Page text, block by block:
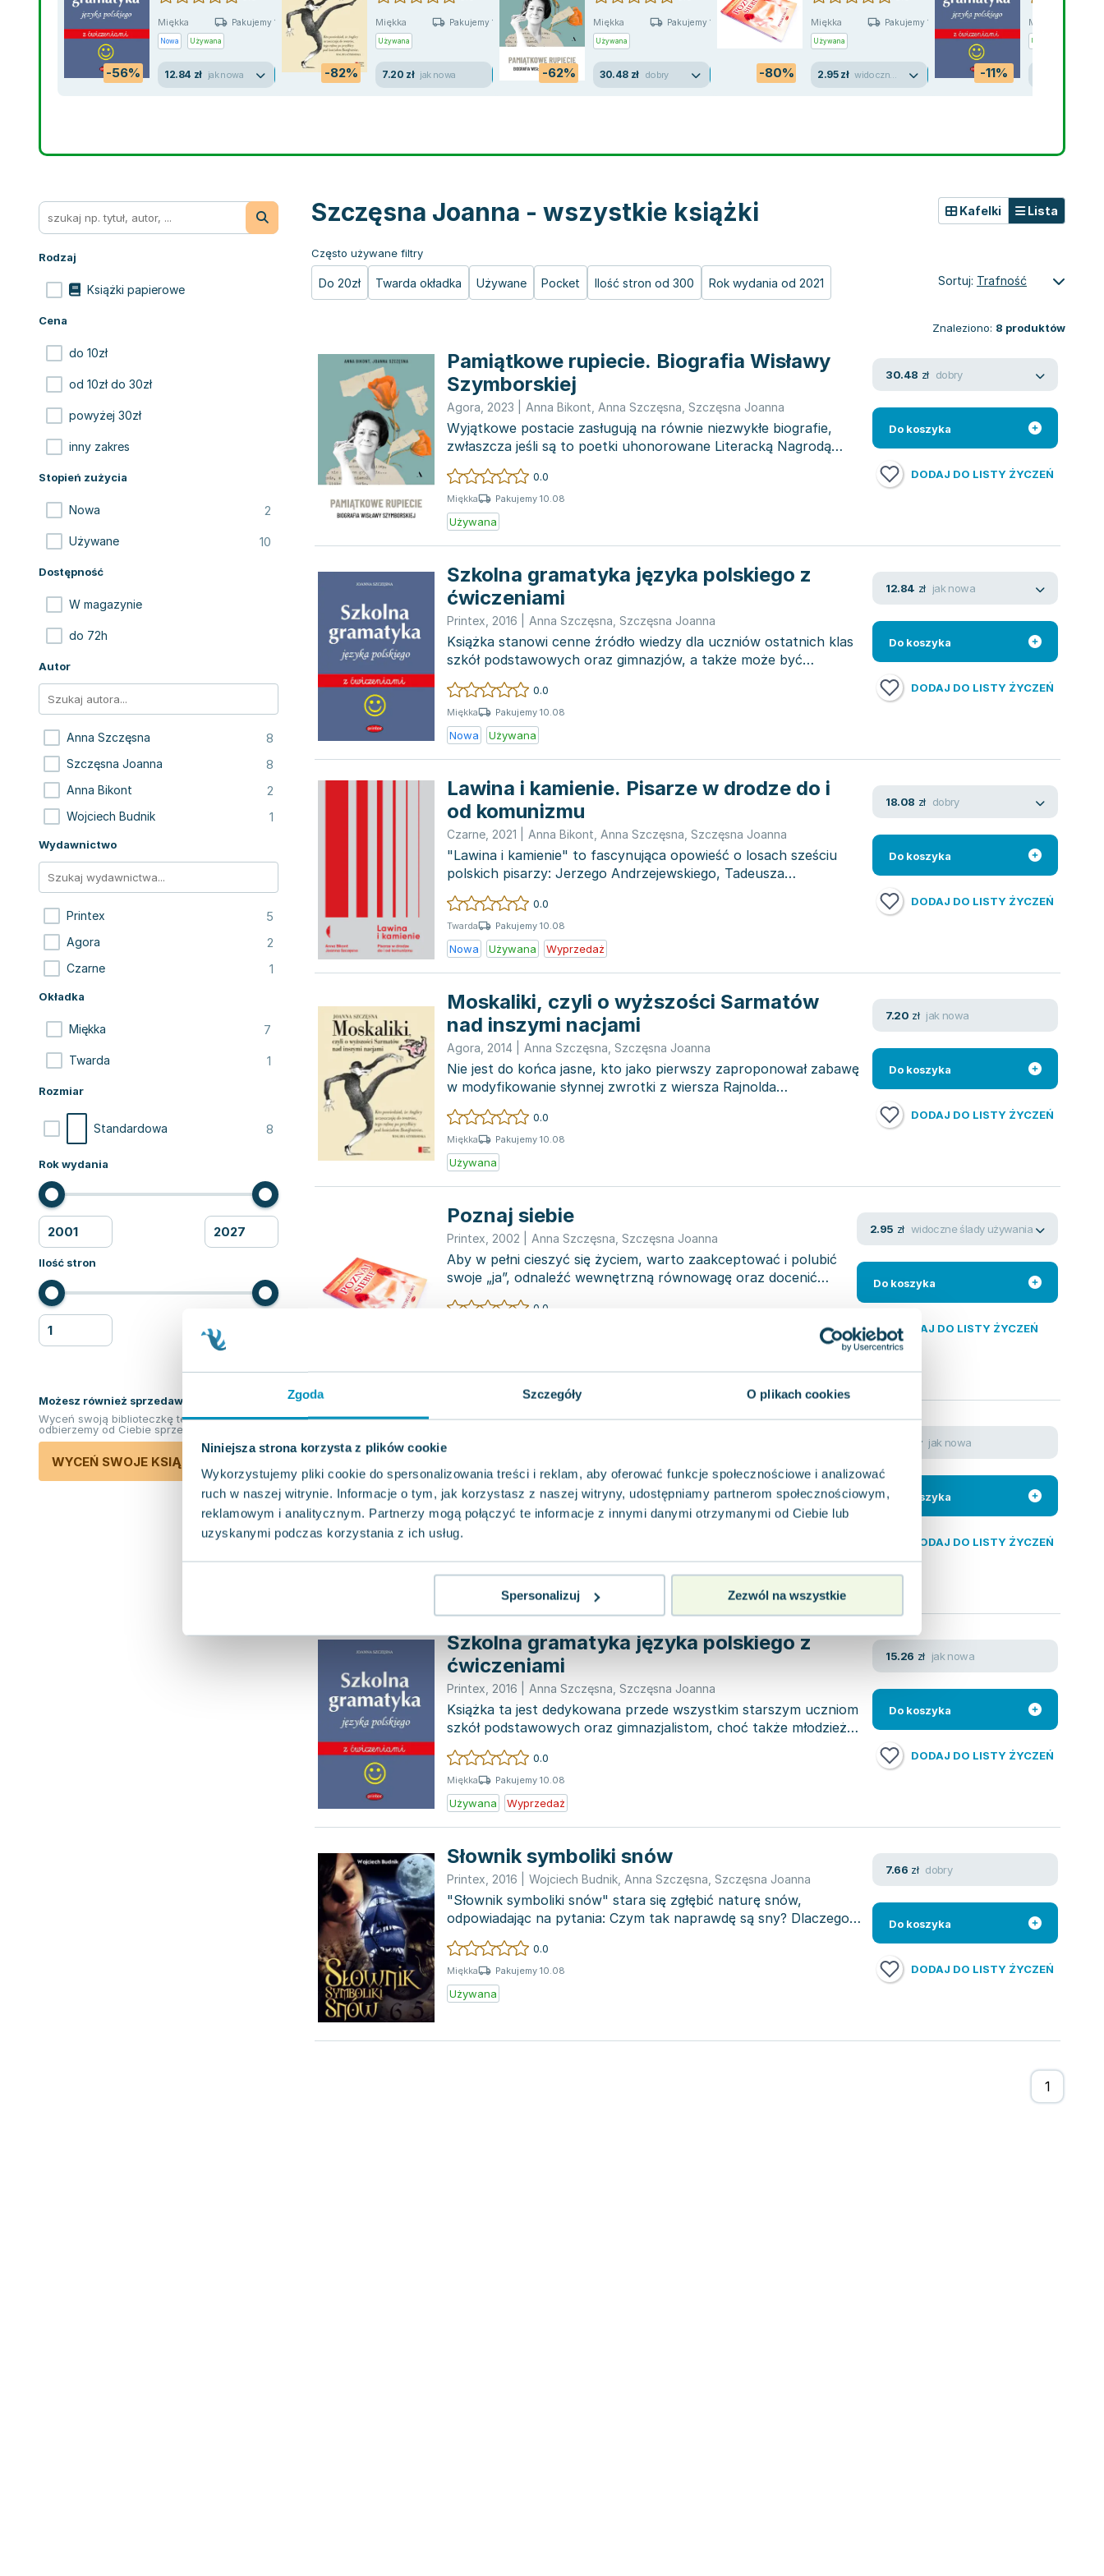
Zgoda Szczegóły O plikach cookies
Niniejsza strona korzysta z plików cookie
Wykorzystujemy pliki cookie do spersonalizowania treści i reklam, aby oferować funkcje społecznościowe i analizować
ruch w naszej witrynie. Informacje o tym, jak korzystasz z naszej witryny, udostępniamy partnerom społecznościowym,
reklamowym i analitycznym. Partnerzy mogą połączyć te informacje z innymi danymi otrzymanymi od Ciebie lub
uzyskanymi podczas korzystania z ich usług.
Spersonalizuj Zezwól na wszystkie
-56%
Miękka Pakujemy 10.08
Nowa Używana
12.84 zł jak nowa -82%
Miękka Pakujemy 10.08
Używana
7.20 zł jak nowa -62%
Miękka Pakujemy 10.08
Używana
30.48 zł dobry -80%
Miękka Pakujemy 10.08
Używana
2.95 zł -11%
Miękka
Rodzaj
Książki papierowe
Cena
do 10zł
od 10zł do 30zł
powyżej 30zł
inny zakres
Stopień zużycia
Nowa 2
Używane 10
Dostępność
W magazynie
do 72h
Autor
Anna Szczęsna 8
Szczęsna Joanna 8
Anna Bikont 2
Wojciech Budnik 1
Wydawnictwo
Printex 5
Agora 2
Czarne 1
Okładka
Miękka 7
Twarda 1
Rozmiar
Standardowa 8
Rok wydania
Ilość stron
Możesz również sprzedawać ksiązki!
Wyceń swoją biblioteczkę teraz. Odkupimy i
odbierzemy od Ciebie sprzedane książki.
WYCEŃ SWOJE KSIĄŻKI
Szczęsna Joanna - wszystkie książki
Często używane filtry
Do 20zł Twarda okładka Używane Pocket Ilość stron od 300 Rok wydania od 2021
Kafelki Lista
Sortuj: Trafność
Znaleziono: 8 produktów
Pamiątkowe rupiecie. Biografia Wisławy
Szymborskiej
Agora 2023 Anna Bikont Anna Szczęsna Szczęsna Joanna
Wyjątkowe postacie zasługują na równie niezwykłe biografie,
zwłaszcza jeśli są to poetki uhonorowane Literacką Nagrodą
Nobla. Życi...
0.0
Miękka Pakujemy 10.08
Używana
30.48 zł dobry
Do koszyka
DODAJ DO LISTY ŻYCZEŃ
Szkolna gramatyka języka polskiego z
ćwiczeniami
Printex 2016 Anna Szczęsna Szczęsna Joanna
Książka stanowi cenne źródło wiedzy dla uczniów ostatnich klas
szkół podstawowych oraz gimnazjów, a także może być
doskonałym wspa...
0.0
Miękka Pakujemy 10.08
Nowa Używana
12.84 zł jak nowa
Do koszyka
DODAJ DO LISTY ŻYCZEŃ
Lawina i kamienie. Pisarze w drodze do i
od komunizmu
Czarne 2021 Anna Bikont Anna Szczęsna Szczęsna Joanna
"Lawina i kamienie" to fascynująca opowieść o losach sześciu
polskich pisarzy: Jerzego Andrzejewskiego, Tadeusza
Borowskiego, Kazi...
0.0
Twarda Pakujemy 10.08
Nowa Używana Wyprzedaż
18.08 zł dobry
Do koszyka
DODAJ DO LISTY ŻYCZEŃ
Moskaliki, czyli o wyższości Sarmatów
nad inszymi nacjami
Agora 2014 Anna Szczęsna Szczęsna Joanna
Nie jest do końca jasne, kto jako pierwszy zaproponował zabawę
w modyfikowanie słynnej zwrotki z wiersza Rajnolda
Suchodolskiego „...
0.0
Miękka Pakujemy 10.08
Używana
7.20 zł jak nowa
Do koszyka
DODAJ DO LISTY ŻYCZEŃ
Poznaj siebie
Printex 2002 Anna Szczęsna Szczęsna Joanna
Aby w pełni cieszyć się życiem, warto zaakceptować i polubić
swoje „ja”, odnaleźć wewnętrzną równowagę oraz docenić
swój charakter...
0.0
2.95 zł widoczne ślady używania
Do koszyka
DODAJ DO LISTY ŻYCZEŃ
Ta książka jest skarbnicą około 500 praktycznych porad, które
pomogą Ci prowadzić życie pełne szczęścia i satysfakcji. Zawarte
w n...
0.0
Miękka
Używana
zł jak nowa
Do koszyka
DODAJ DO LISTY ŻYCZEŃ
Szkolna gramatyka języka polskiego z
ćwiczeniami
Printex 2016 Anna Szczęsna Szczęsna Joanna
Książka ta jest dedykowana przede wszystkim starszym uczniom
szkół podstawowych oraz gimnazjalistom, choć także młodzież
ze szkół...
0.0
Miękka Pakujemy 10.08
Używana Wyprzedaż
15.26 zł jak nowa
Do koszyka
DODAJ DO LISTY ŻYCZEŃ
Słownik symboliki snów
Printex 2016 Wojciech Budnik Anna Szczęsna Szczęsna Joanna
"Słownik symboliki snów" stara się zgłębić naturę snów,
odpowiadając na pytania: Czym tak naprawdę są sny? Dlaczego
śnimy i jakie...
0.0
Miękka Pakujemy 10.08
Używana
7.66 zł dobry
Do koszyka
DODAJ DO LISTY ŻYCZEŃ